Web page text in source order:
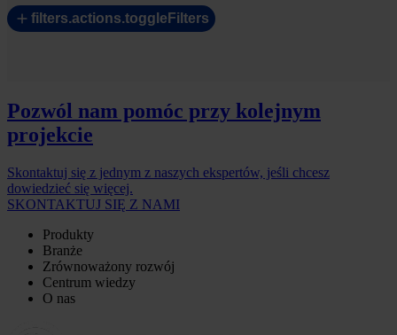
filters.actions.toggleFilters
Pozwól nam pomóc przy kolejnym
projekcie
Skontaktuj się z jednym z naszych ekspertów, jeśli chcesz
dowiedzieć się więcej.
SKONTAKTUJ SIĘ Z NAMI
Produkty
Branże
Zrównoważony rozwój
Centrum wiedzy
O nas